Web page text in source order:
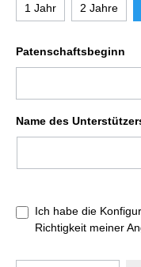
1 Jahr 2 Jahre
Patenschaftsbeginn
Name des
Ich habe die
Richtigkeit meiner